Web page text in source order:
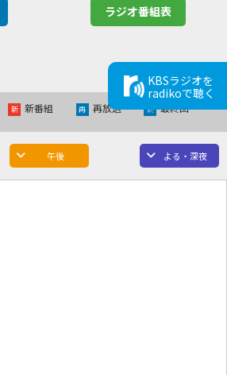
ラジオ番組表
KBSラジオを
radikoで聴く
新 新番組 再 再放送 終 最終回
午後 よる・深夜